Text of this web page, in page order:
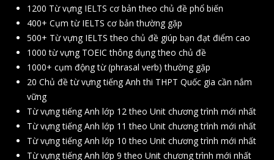
1200 Từ vựng IELTS cơ bản theo chủ đề phổ biến
400+ Cụm từ IELTS cơ bản thường gặp
500+ Từ vựng IELTS theo chủ đề giúp bạn đạt điểm cao
1000 từ vựng TOEIC thông dụng theo chủ đề
1000+ cụm động từ (phrasal verb) thường gặp
20 Chủ đề từ vựng tiếng Anh thi THPT Quốc gia cần nắm
vững
Từ vựng tiếng Anh lớp 12 theo Unit chương trình mới nhất
Từ vựng tiếng Anh lớp 11 theo Unit chương trình mới nhất
Từ vựng tiếng Anh lớp 10 theo Unit chương trình mới nhất
Từ vựng tiếng Anh lớp 9 theo Unit chương trình mới nhất